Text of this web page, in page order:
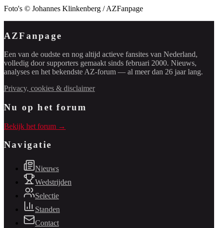
Foto's © Johannes Klinkenberg / AZFanpage
AZFanpage
Een van de oudste en nog altijd actieve fansites van Nederland,
volledig door supporters gemaakt sinds februari 2000. Nieuws,
analyses en het bekendste AZ-forum — al meer dan 26 jaar lang.
Privacy, cookies & disclaimer
Nu op het forum
Bekijk het forum →
Navigatie
Nieuws
Wedstrijden
Selectie
Standen
Contact